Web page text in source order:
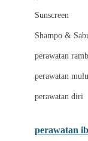
Little
London
Love
M
Sunscreen
Shampo &
perawatan
perawatan
perawatan diri
perawatan